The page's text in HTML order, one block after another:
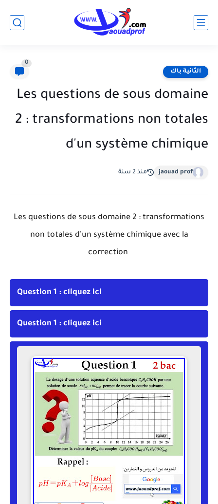
الثانية باك
0
Les questions de sous domaine
2 : transformations non totales
d'un système chimique
jaouad prof منذ 2 سنة
Les questions de sous domaine 2 : transformations
non totales d'un système chimique avec la
correction
Question 1 : cliquez ici
Question 1 : cliquez ici